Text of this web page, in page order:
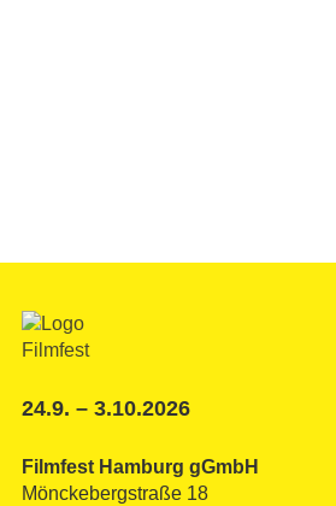
24.9. – 3.10.2026
Filmfest Hamburg gGmbH
Mönckebergstraße 18